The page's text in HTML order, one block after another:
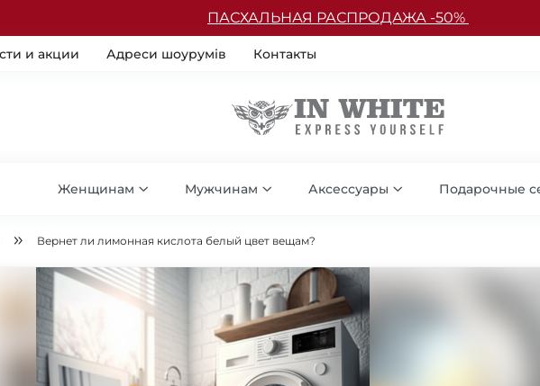
ПАСХАЛЬНАЯ РАСПРОДАЖА -50%
и акции Адреси шоурумів Контакты
Женщинам Мужчинам Аксессуары Подарочные
Вернет ли лимонная кислота белый цвет вещам?